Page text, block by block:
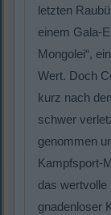
letzten
einem Gala-
Mongolei“,
Wert. Doch
kurz nach
schwer
genommen
Kampfsport-
das wertvolle
gnadenloser